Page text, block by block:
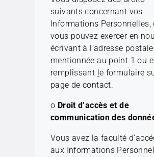
suivants concernant vos
Informations Personnelles,
vous pouvez exercer en
écrivant à l’adresse postale
mentionnée au point 1 ou
remplissant le formulaire
page de contact.
o Droit d’accès et de
communication des
Vous avez la faculté
aux Informations